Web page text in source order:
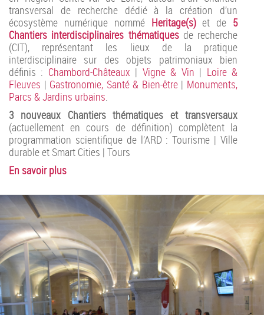
transversal de recherche dédié à la création d’un
écosystème numérique nommé Heritage(s)et de 5
Chantiers interdisciplinaires thématiquesde recherche
(CIT), représentant les lieux de la pratique
interdisciplinaire sur des objets patrimoniaux bien
définis : Chambord-Châteaux | Vigne & Vin | Loire &
Fleuves | Gastronomie, Santé & Bien-être| Monuments,
Parcs & Jardins urbains
3 nouveaux Chantiers thématiques et transversaux
(actuellement en cours de définition) complètent la
programmation scientifique de l’ARD : Tourisme | Ville
durable et Smart Cities | Tours
En savoir plus